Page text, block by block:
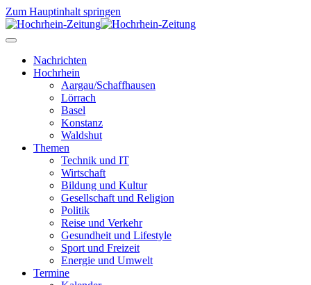
Zum Hauptinhalt springen
Nachrichten
Hochrhein
Aargau/Schaffhausen
Lörrach
Basel
Konstanz
Waldshut
Themen
Technik und IT
Wirtschaft
Bildung und Kultur
Gesellschaft und Religion
Politik
Reise und Verkehr
Gesundheit und Lifestyle
Sport und Freizeit
Energie und Umwelt
Termine